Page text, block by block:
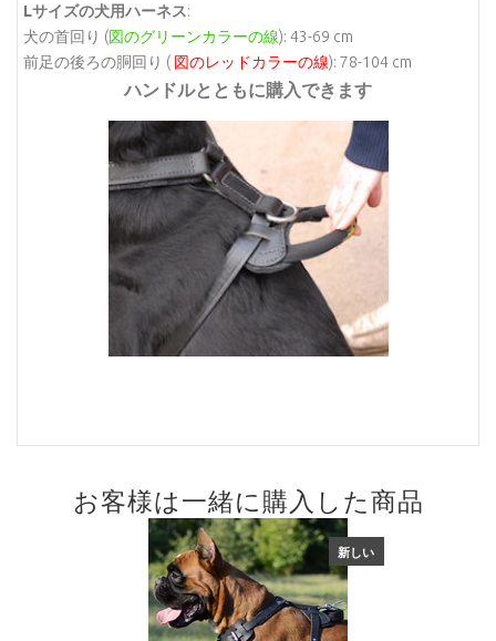
Lサイズの犬用ハーネス:
犬の首回り (図のグリーンカラーの線): 43-69 cm
前足の後ろの胴回り ( 図のレッドカラーの線): 78-104 cm
ハンドルとともに購入できます
お客様は一緒に購入した商品
新しい